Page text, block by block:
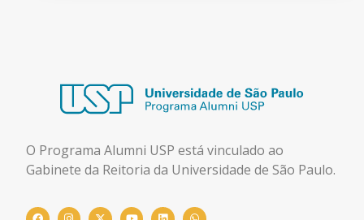
O Programa Alumni USP está vinculado ao
Gabinete da Reitoria da Universidade de São Paulo.